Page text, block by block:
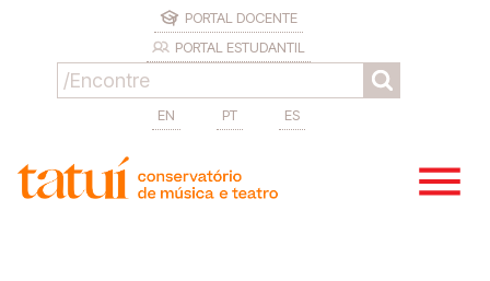
PORTAL DOCENTE
PORTAL ESTUDANTIL
EN PT ES